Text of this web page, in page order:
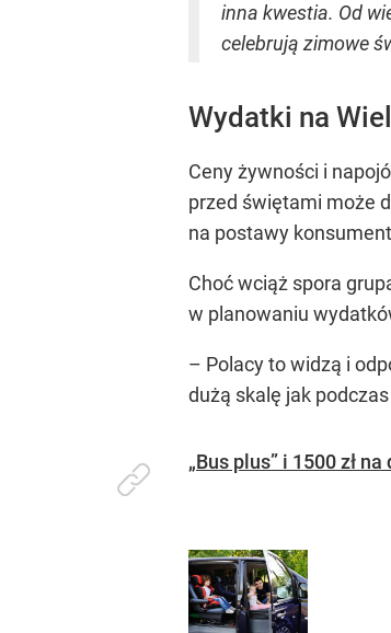
inna kwestia. Od
celebrują zimowe
Wydatki na
Ceny żywności i
przed świętami może
na postawy
Choć wciąż spora
w planowaniu
– Polacy to widzą i
dużą skalę jak
„Bus plus” i 1500 zł